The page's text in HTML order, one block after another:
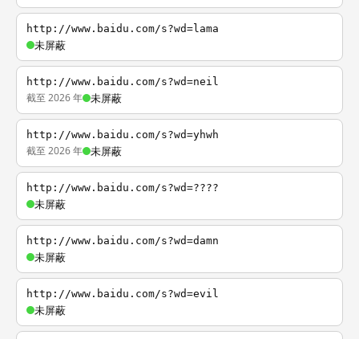
http://www.baidu.com/s?wd=lama
未屏蔽
http://www.baidu.com/s?wd=neil
截至 2026 年 未屏蔽
http://www.baidu.com/s?wd=yhwh
截至 2026 年 未屏蔽
http://www.baidu.com/s?wd=????
未屏蔽
http://www.baidu.com/s?wd=damn
未屏蔽
http://www.baidu.com/s?wd=evil
未屏蔽